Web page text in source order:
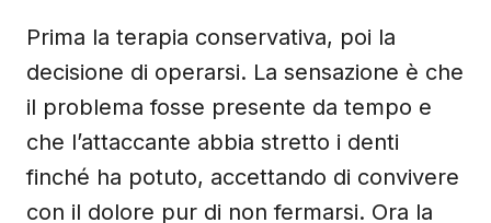
Prima la terapia conservativa, poi la
decisione di operarsi. La sensazione è che
il problema fosse presente da tempo e
che l’attaccante abbia stretto i denti
finché ha potuto, accettando di convivere
con il dolore pur di non fermarsi. Ora la